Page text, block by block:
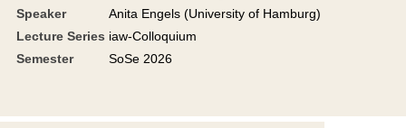
Speaker
Anita Engels (University of Hamburg)
Lecture Series iaw-Colloquium
Semester
SoSe 2026